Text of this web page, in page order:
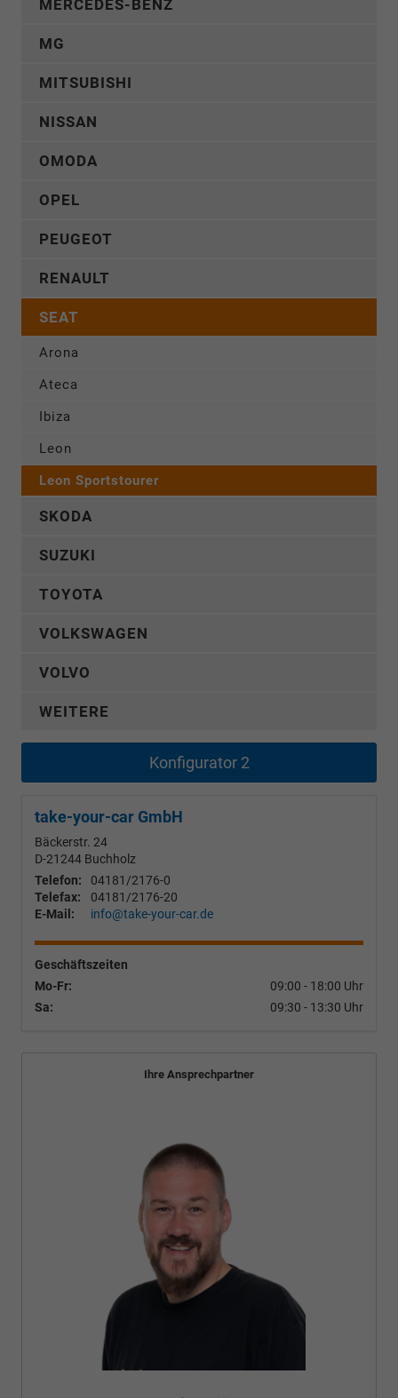
MERCEDES-BENZ
MG
MITSUBISHI
NISSAN
OMODA
OPEL
PEUGEOT
RENAULT
SEAT
Arona
Ateca
Ibiza
Leon
Leon Sportstourer
SKODA
SUZUKI
TOYOTA
VOLKSWAGEN
VOLVO
WEITERE
Konfigurator 2
take-your-car GmbH
Bäckerstr. 24
D-21244 Buchholz
Telefon:
04181/2176-0
Telefax:
04181/2176-20
E-Mail:
info@take-your-car.de
Geschäftszeiten
Mo-Fr:
09:00 - 18:00 Uhr
Sa:
09:30 - 13:30 Uhr
Ihre Ansprechpartner